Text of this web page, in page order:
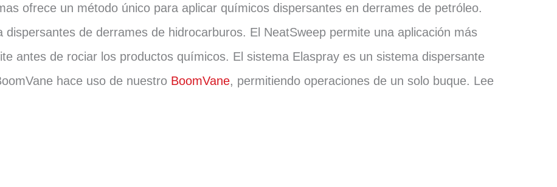
ofrece un método único para aplicar químicos dispersantes en derrames de petróleo.
dispersantes de derrames de hidrocarburos. El NeatSweep permite una aplicación más
antes de rociar los productos químicos. El sistema Elaspray es un sistema dispersante
hace uso de nuestro BoomVane, permitiendo operaciones de un solo buque. Lee